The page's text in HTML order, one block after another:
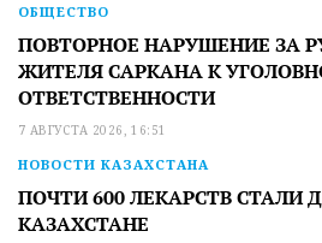
ОБЩЕСТВО
ПОВТОРНОЕ НАРУШЕНИЕ ЗА
ЖИТЕЛЯ САРКАНА К
ОТВЕТСТВЕННОСТИ
7 АВГУСТА 2026, 16:51
НОВОСТИ КАЗАХСТАНА
ПОЧТИ 600 ЛЕКАРСТВ СТАЛИ
КАЗАХСТАНЕ